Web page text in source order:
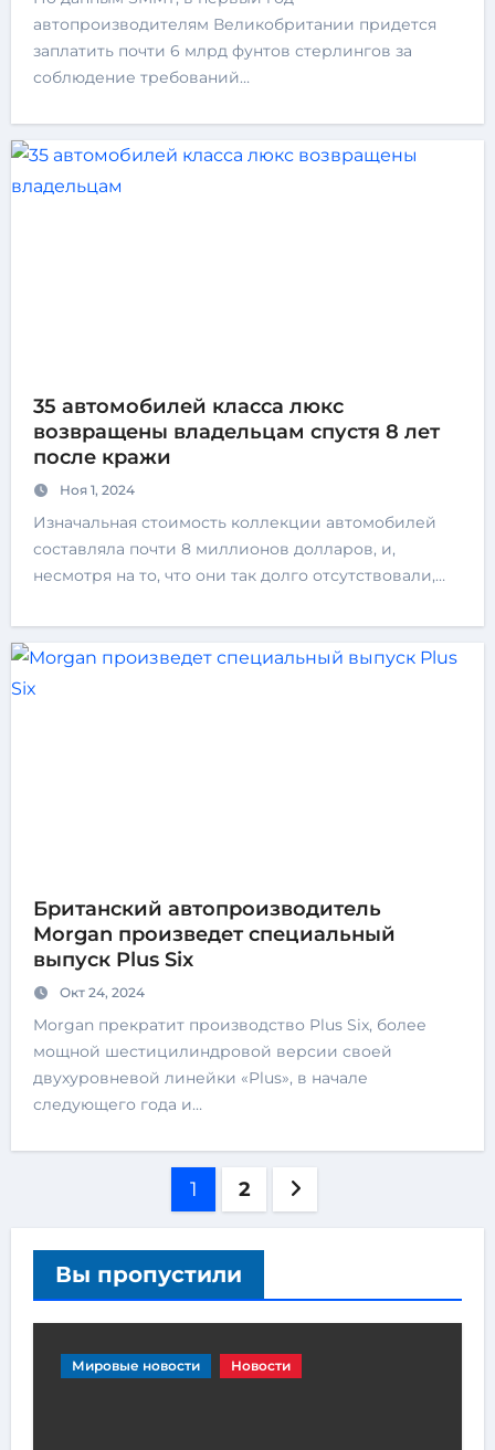
автопроизводителям Великобритании придется
заплатить почти 6 млрд фунтов стерлингов за
соблюдение требований…
35 автомобилей класса люкс
возвращены владельцам спустя 8 лет
после кражи
Ноя 1, 2024
Изначальная стоимость коллекции автомобилей
составляла почти 8 миллионов долларов, и,
несмотря на то, что они так долго отсутствовали,…
Британский автопроизводитель
Morgan произведет специальный
выпуск Plus Six
Окт 24, 2024
Morgan прекратит производство Plus Six, более
мощной шестицилиндровой версии своей
двухуровневой линейки «Plus», в начале
следующего года и…
1 2
Вы пропустили
Мировые новости Новости